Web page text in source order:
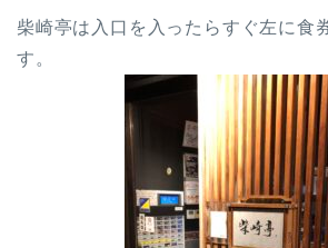
柴崎亭は入口を入ったらすぐ左に食
す。